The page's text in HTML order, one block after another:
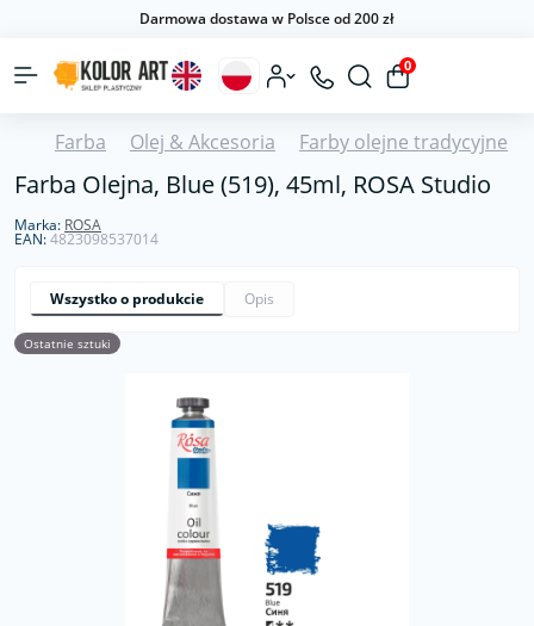
Darmowa dostawa w Polsce od 200 zł
0
Farba Olej & Akcesoria Farby olejne tradycyjne
Farba Olejna, Blue (519), 45ml, ROSA Studio
Marka: ROSA
EAN:4823098537014
Wszystko o produkcie Opis
Ostatnie sztuki